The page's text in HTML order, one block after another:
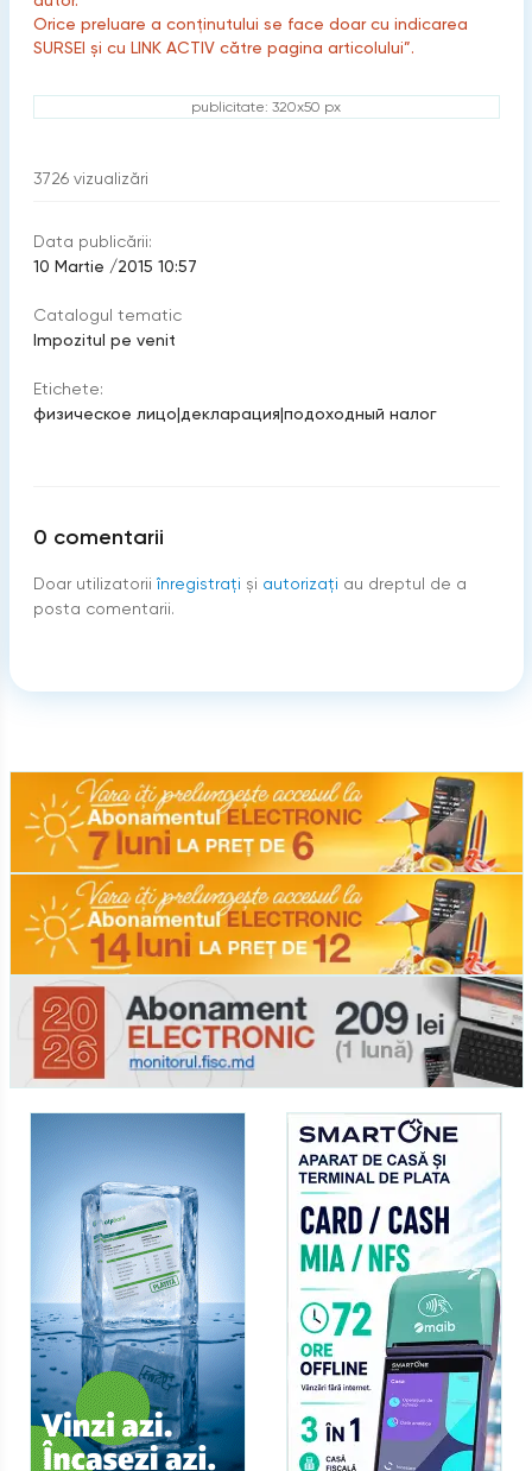
Orice preluare a conținutului se face doar cu indicarea
SURSEI și cu LINK ACTIV către pagina articolului”.
publicitate: 320x50 px
3726 vizualizări
Data publicării:
10 Martie /2015 10:57
Catalogul tematic
Impozitul pe venit
Etichete:
физическое лицо|декларация|подоходный налог
0 comentarii
Doar utilizatorii înregistraţi şi autorizați au dreptul de a
posta comentarii.